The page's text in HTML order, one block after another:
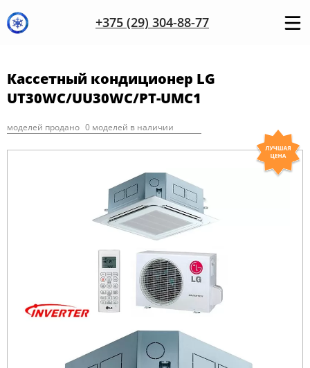
+375 (29) 304-88-77
Кассетный кондиционер LG
UT30WC/UU30WC/PT-UMC1
моделей продано 0 моделей в наличии